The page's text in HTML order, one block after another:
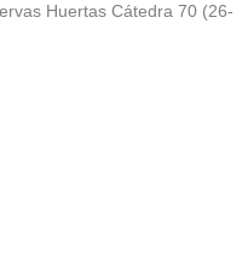
Huertas Cátedra 70 (26-